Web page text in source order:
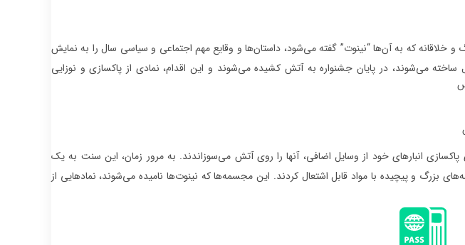
خلاقانه که به آن‌ها “نینوت” گفته می‌شود، داستان‌ها و وقایع مهم اجتماعی و سیاسی سال را به نمایش
ساخته می‌شوند، در پایان جشنواره به آتش کشیده می‌شوند و این اقدام، نمادی از پاکسازی و نوزایی
پاکسازی انبارهای خود از وسایل اضافی، آنها را روی آتش می‌سوزاندند. به مرور زمان، این سنت به یک
و پیچیده با مواد قابل اشتعال کردند. این مجسمه‌ها که نینوت‌ها نامیده می‌شوند، نمادهایی از